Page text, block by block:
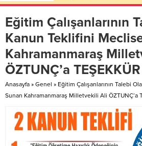
Eğitim Çalışanlarının
Kanun Teklifini
Kahramanmaraş
ÖZTUNÇ’a
Anasayfa » Genel » Eğitim Çalışanlarının Talebi
Sunan Kahramanmaraş Milletvekili Ali ÖZTUNÇ’a